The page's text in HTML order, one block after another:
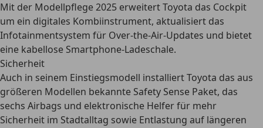
Mit der Modellpflege 2025 erweitert Toyota das Cockpit
um ein digitales Kombiinstrument, aktualisiert das
Infotainmentsystem für Over-the-Air-Updates und bietet
eine kabellose Smartphone-Ladeschale.
Sicherheit
Auch in seinem Einstiegsmodell installiert Toyota das aus
größeren Modellen bekannte Safety Sense Paket, das
sechs Airbags und elektronische Helfer für mehr
Sicherheit im Stadtalltag sowie Entlastung auf längeren